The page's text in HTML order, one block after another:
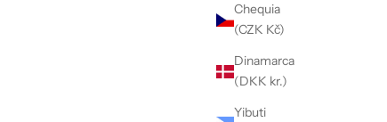
Chequia
(CZK Kč)
Dinamarca
(DKK kr.)
Yibuti